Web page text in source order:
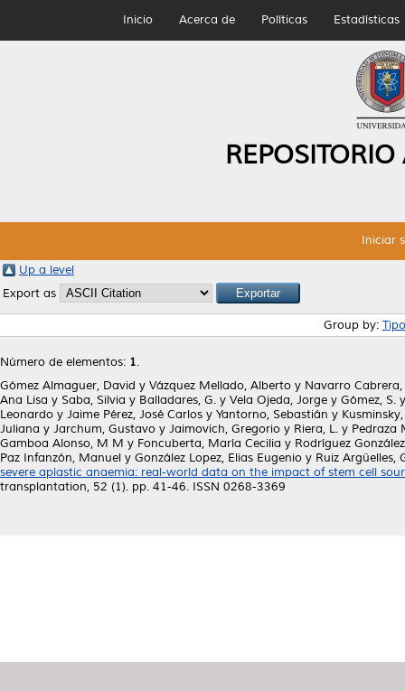
Inicio Acerca de Políticas Estadísticas
Iniciar
Up a level
Export as
Group by:
Número de elementos: 1.
Gómez Almaguer, David y Vázquez Mellado, Alberto y Navarro
Ana Lisa y Saba, Silvia y Balladares, G. y Vela Ojeda, Jorge y Gómez, S.
Leonardo y Jaime Pérez, José Carlos y Yantorno, Sebastián y
Juliana y Jarchum, Gustavo y Jaimovich, Gregorio y Riera, L. y Pedraza
Gamboa Alonso, M M y Foncuberta, María Cecilia y Rodríguez
Paz Infanzón, Manuel y González Lopez, Elias Eugenio y Ruiz Argüelles,
severe aplastic anaemia: real-world data on the impact of stem cell
transplantation, 52 (1). pp. 41-46. ISSN 0268-3369